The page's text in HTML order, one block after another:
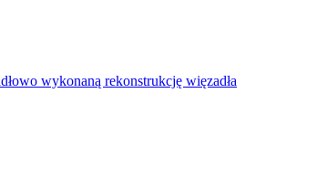
wykonaną rekonstrukcję więzadła